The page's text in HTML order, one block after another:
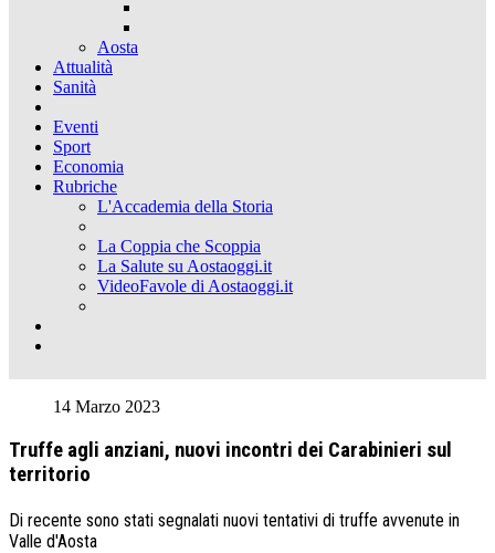
Aosta
Attualità
Sanità
Eventi
Sport
Economia
Rubriche
L'Accademia della Storia
La Coppia che Scoppia
La Salute su Aostaoggi.it
VideoFavole di Aostaoggi.it
14 Marzo 2023
Truffe agli anziani, nuovi incontri dei Carabinieri sul
territorio
Di recente sono stati segnalati nuovi tentativi di truffe avvenute in
Valle d'Aosta